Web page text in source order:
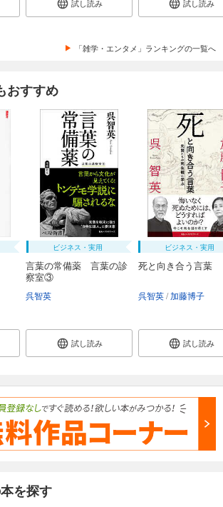
試し読み 試し読み
「雑学・エンタメ」ランキングの一覧へ
おすすめ
ビジネス・実用
言葉の常備薬 言葉の診
察室③
呉智英
試し読み
ビジネス・実用
死と向き合う言葉
呉智英 加藤博子
試し読み
を探す